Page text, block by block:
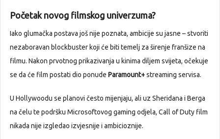
Početak novog filmskog univerzuma?
Iako glumačka postava još nije poznata, ambicije su jasne – stvoriti
nezaboravan blockbuster koji će biti temelj za širenje franšize na
filmu. Nakon prvotnog prikazivanja u kinima diljem svijeta, očekuje
se da će film postati dio ponude Paramount+streaming servisa.
U Hollywoodu se planovi često mijenjaju, ali uz Sheridana i Berga
na čelu te podršku Microsoftovog gaming odjela, Call of Duty film
nikada nije izgledao izvjesnije i ambicioznije.